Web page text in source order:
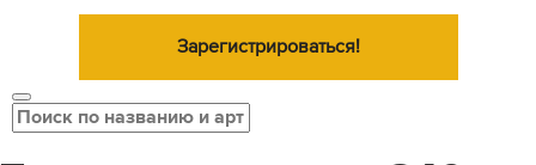
Зарегистрироваться!